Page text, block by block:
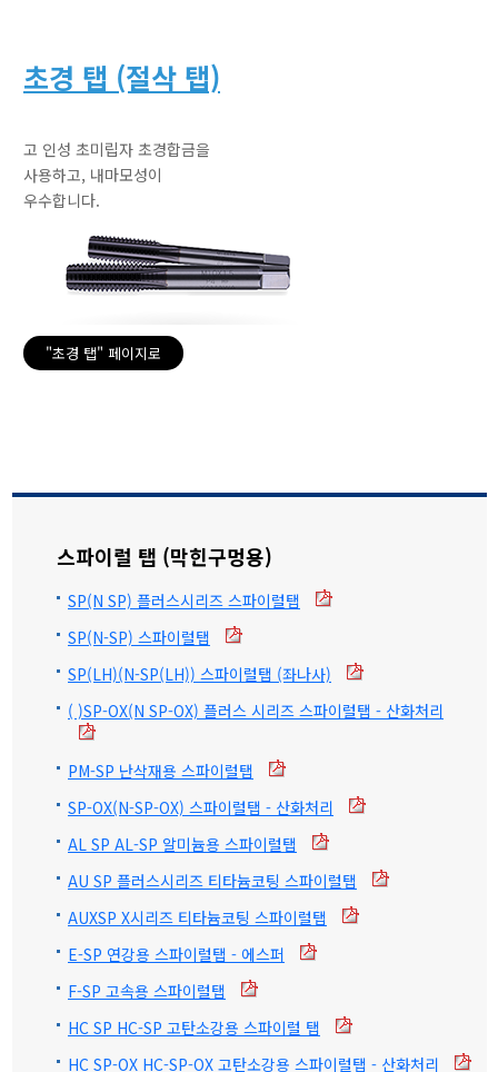
초경 탭 (절삭 탭)
고 인성 초미립자 초경합금을
사용하고, 내마모성이
우수합니다.
"초경 탭" 페이지로
스파이럴 탭 (막힌구멍용)
SP(N SP) 플러스시리즈 스파이럴탭
SP(N-SP) 스파이럴탭
SP(LH)(N-SP(LH)) 스파이럴탭 (좌나사)
( )SP-OX(N SP-OX) 플러스 시리즈 스파이럴탭 - 산화처리
PM-SP 난삭재용 스파이럴탭
SP-OX(N-SP-OX) 스파이럴탭 - 산화처리
AL SP AL-SP 알미늄용 스파이럴탭
AU SP 플러스시리즈 티타늄코팅 스파이럴탭
AUXSP X시리즈 티타늄코팅 스파이럴탭
E-SP 연강용 스파이럴탭 - 에스퍼
F-SP 고속용 스파이럴탭
HC SP HC-SP 고탄소강용 스파이럴 탭
HC SP-OX HC-SP-OX 고탄소강용 스파이럴탭 - 산화처리